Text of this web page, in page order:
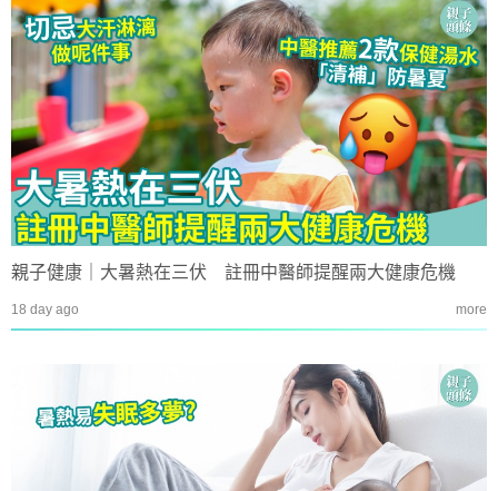
親子健康｜大暑熱在三伏 註冊中醫師提醒兩大健康危機
18 day ago more